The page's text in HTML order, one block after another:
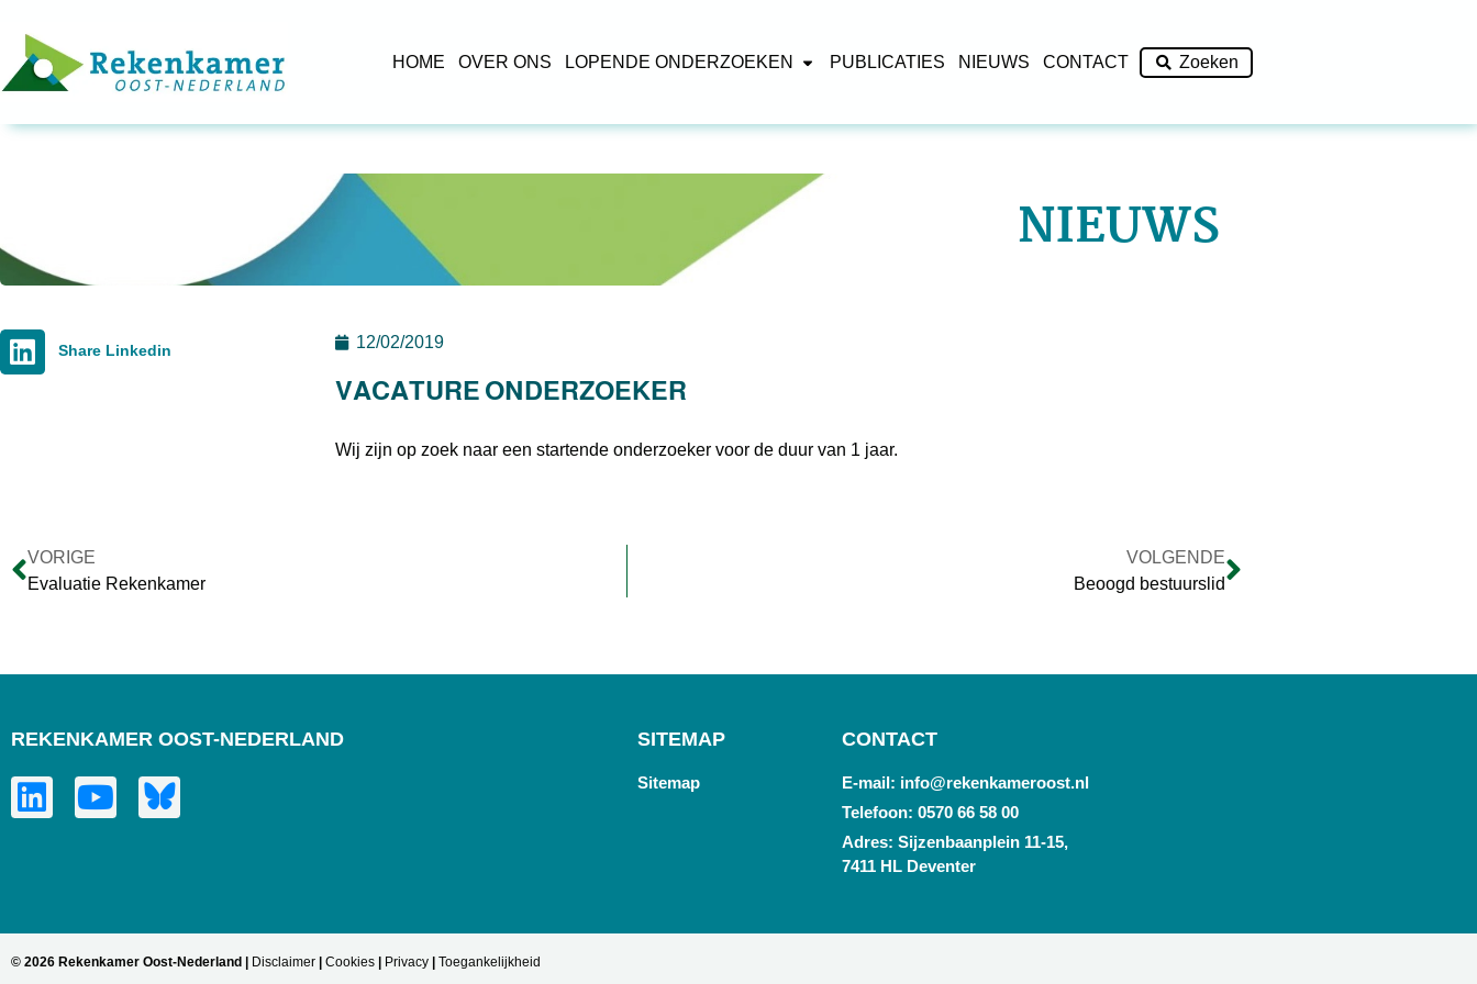
HOME OVER ONS LOPENDE ONDERZOEKEN PUBLICATIES NIEUWS CONTACT Zoeken
NIEUWS
Share Linkedin 12/02/2019
VACATURE ONDERZOEKER
Wij zijn op zoek naar een startende onderzoeker voor de duur van 1 jaar.
VORIGE
Evaluatie Rekenkamer
VOLGENDE
Beoogd bestuurslid
REKENKAMER OOST-NEDERLAND SITEMAP
Sitemap
CONTACT
E-mail: info@rekenkameroost.nl
Telefoon: 0570 66 58 00
Adres: Sijzenbaanplein 11-15,
7411 HL Deventer
© 2026 Rekenkamer Oost-Nederland | Disclaimer Cookies Privacy Toegankelijkheid